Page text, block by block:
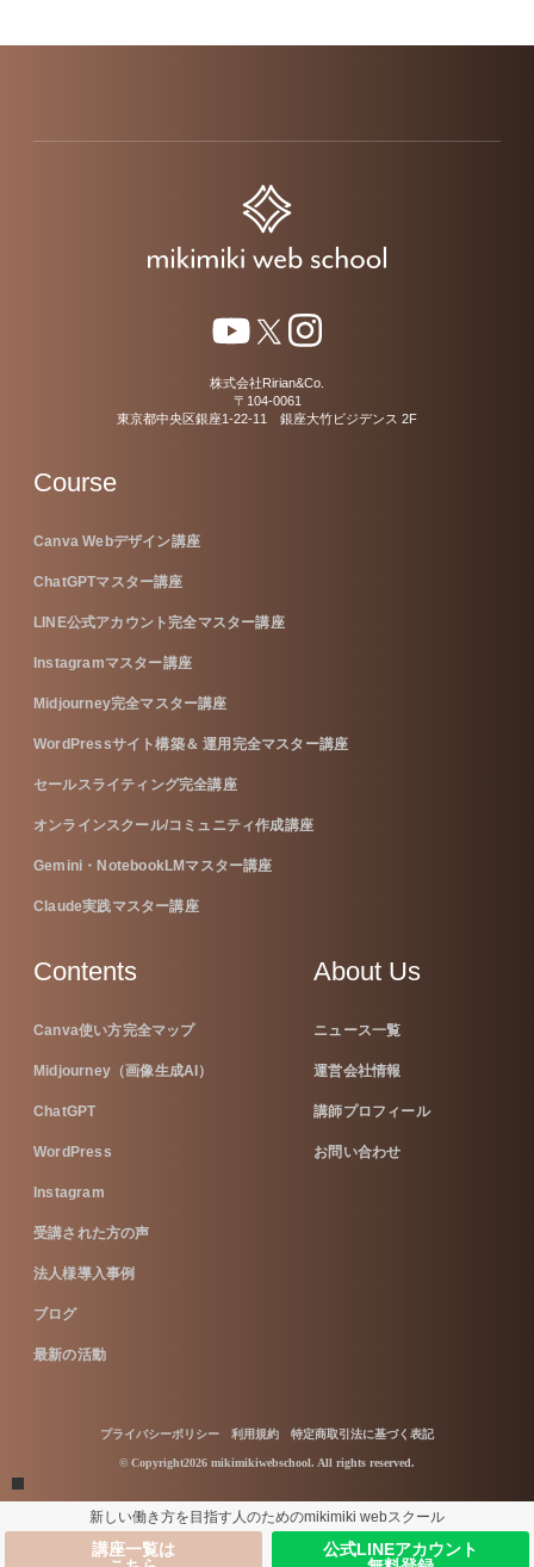
株式会社Ririan&Co.
〒104-0061
東京都中央区銀座1-22-11 銀座大竹ビジデンス 2F
Course
Canva Webデザイン講座
ChatGPTマスター講座
LINE公式アカウント完全マスター講座
Instagramマスター講座
Midjourney完全マスター講座
WordPressサイト構築＆ 運用完全マスター講座
セールスライティング完全講座
オンラインスクール/コミュニティ作成講座
Gemini・NotebookLMマスター講座
Claude実践マスター講座
Contents
Canva使い方完全マップ
Midjourney（画像生成AI）
ChatGPT
WordPress
Instagram
受講された方の声
法人様導入事例
ブログ
最新の活動
About Us
ニュース一覧
運営会社情報
講師プロフィール
お問い合わせ
© Copyright2026 mikimikiwebschool. All rights reserved.
プライバシーポリシー 利用規約 特定商取引法に基づく表記
新しい働き方を目指す人のためのmikimiki webスクール
講座一覧は
公式LINEアカウント